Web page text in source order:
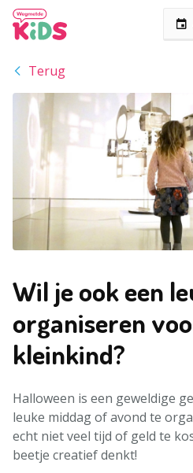
Terug
Wil je ook een
organiseren
kleinkind?
Halloween is een geweldige
leuke middag of avond te
echt niet veel tijd of geld te
beetje creatief denkt!